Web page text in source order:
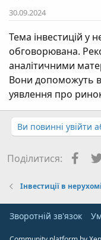
30.09.2024
Тема інвестицій у
обговорювана.
аналітичними
Вони допоможуть
уявлення про
Ви повинні увійти
Поділитися:
Інвестиції в
Зворотній зв'язок